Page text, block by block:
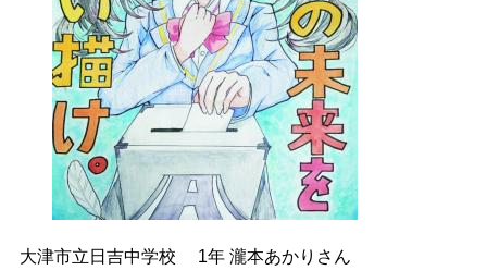
大津市立日吉中学校
1年 瀧本あかりさん